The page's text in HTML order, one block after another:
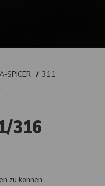
SPICER
311
316
zu können